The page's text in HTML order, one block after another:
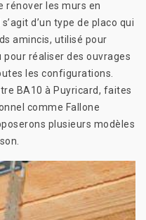
rénover les murs en
d’un type de placo qui
amincis, utilisé pour
réaliser des ouvrages
les configurations.
BA10 à Puyricard, faites
comme Fallone
plusieurs modèles